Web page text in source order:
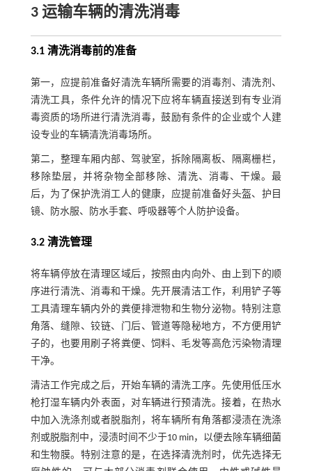
3 运输车辆的清洗消毒
3.1 清洗消毒前的准备
第一，应提前准备好清洗车辆所需要的消毒剂、清洗剂、
清洗工具，条件允许的情况下应将车辆直接送到有专业消
毒资质的场所进行清洗消毒，鼓励有条件的企业或个人建
设专业的车辆清洗消毒场所。
第二，整理车厢内部、驾驶室，拆除隔离板、隔离栅栏，
移除垫层，并将杂物全部移除、清洗、消毒、干燥。最
后，为了保护洗消工人的健康，应提前准备好头盔、护目
镜、防水服、防水手套、呼吸器等个人防护设备。
3.2 清洗管理
将车辆停放在清理区域后，按照由内向外、由上到下的顺
序进行清洗、消毒和干燥。先开展清洁工作，利用铲子等
工具清理车辆内外的粪便排泄物和生物分泌物。特别注意
角落、缝隙、铰链、门后、管道等隐秘地方，不方便用铲
子的，也要用刷子将粪便、饲料、毛发等高危污染物清理
干净。
清洁工作完成之后，开始车辆的清洗工序。先使用低压水
枪打湿车辆内外表面，对车辆进行预清洗。接着，在热水
中加入洗涤剂或者脱脂剂，将车辆所有角落都浸渍在洗涤
剂或脱脂剂中，浸渍时间不少于10 min，以便去除车辆细菌
和生物膜。特别注意的是，在选择清洗剂时，优先选择无